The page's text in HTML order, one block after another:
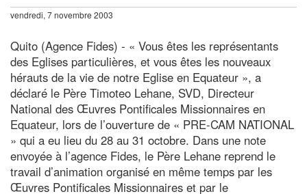
vendredi, 7 novembre 2003
Quito (Agence Fides) - « Vous êtes les représentants
des Eglises particulières, et vous êtes les nouveaux
hérauts de la vie de notre Eglise en Equateur », a
déclaré le Père Timoteo Lehane, SVD, Directeur
National des Œuvres Pontificales Missionnaires en
Equateur, lors de l’ouverture de « PRE-CAM NATIONAL
» qui a eu lieu du 28 au 31 octobre. Dans une note
envoyée à l’agence Fides, le Père Lehane reprend le
travail d’animation organisé en même temps par les
Œuvres Pontificales Missionnaires et par le